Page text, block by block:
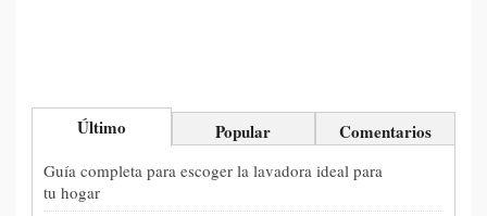
Último Popular Comentarios
Guía completa para escoger la lavadora ideal para
tu hogar